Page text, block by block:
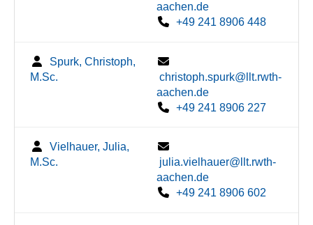
aachen.de
+49 241 8906 448
Spurk, Christoph,
M.Sc.
christoph.spurk@llt.rwth-
aachen.de
+49 241 8906 227
Vielhauer, Julia,
M.Sc.
julia.vielhauer@llt.rwth-
aachen.de
+49 241 8906 602